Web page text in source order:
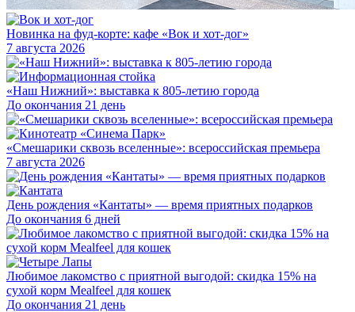
Новинка на фуд-корте: кафе «Вок и хот-дог»
7 августа 2026
«Наш Нижний»: выставка к 805-летию города
До окончания 21 день
«Смешарики сквозь вселенные»: всероссийская премьера
7 августа 2026
День рождения «Кантаты» — время приятных подарков
До окончания 6 дней
Любимое лакомство с приятной выгодой: скидка 15% на
сухой корм Mealfeel для кошек
До окончания 21 день